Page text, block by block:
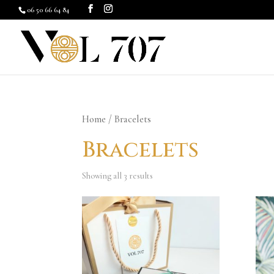
06 50 66 64 84
Home / Bracelets
Bracelets
Showing all 3 results